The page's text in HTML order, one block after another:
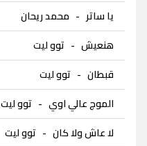
يا ساتر - محمد ريحان
هنعيش - توو ليت
قبطان - توو ليت
الموج عالي اوي - توو ليت
لا عاش ولا كان - توو ليت